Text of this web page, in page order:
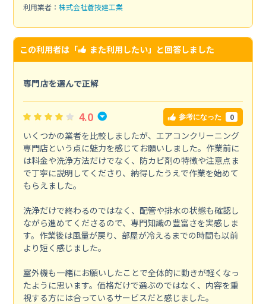
利用業者： 株式会社蒼技建工業
この利用者は「 また利用したい」と回答しました
専門店を選んで正解
4.0 参考になった 0
いくつかの業者を比較しましたが、エアコンクリーニング
専門店という点に魅力を感じてお願いしました。作業前に
は料金や洗浄方法だけでなく、防カビ剤の特徴や注意点ま
で丁寧に説明してくださり、納得したうえで作業を始めて
もらえました。
洗浄だけで終わるのではなく、配管や排水の状態も確認し
ながら進めてくださるので、専門知識の豊富さを実感しま
す。作業後は風量が戻り、部屋が冷えるまでの時間も以前
より短く感じました。
室外機も一緒にお願いしたことで全体的に動きが軽くなっ
たように思います。価格だけで選ぶのではなく、内容を重
視する方には合っているサービスだと感じました。